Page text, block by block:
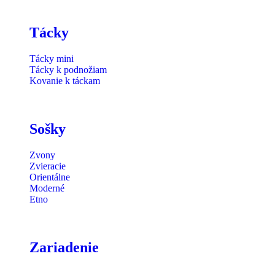
Tácky
Tácky mini
Tácky k podnožiam
Kovanie k táckam
Sošky
Zvony
Zvieracie
Orientálne
Moderné
Etno
Zariadenie